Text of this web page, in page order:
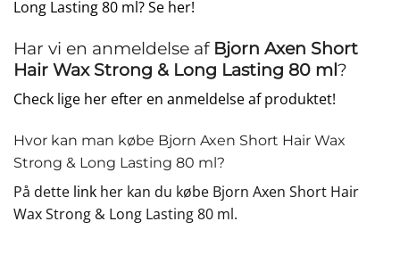
Long Lasting 80 ml? Se her!
Har vi en anmeldelse af Bjorn Axen Short
Hair Wax Strong & Long Lasting 80 ml?
Check lige her efter en anmeldelse af produktet!
Hvor kan man købe Bjorn Axen Short Hair Wax
Strong & Long Lasting 80 ml?
På dette link her kan du købe Bjorn Axen Short Hair
Wax Strong & Long Lasting 80 ml.